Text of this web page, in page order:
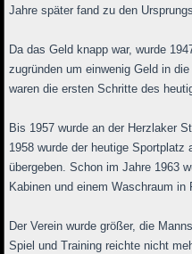
Jahre später fand zu den
Da das Geld knapp war, wurde
zugründen um einwenig Geld in
waren die ersten Schritte des
Bis 1957 wurde an der Herzlaker
1958 wurde der heutige
übergeben. Schon im Jahre 1963
Kabinen und einem Waschraum in
Der Verein wurde größer, die
Spiel und Training reichte nicht